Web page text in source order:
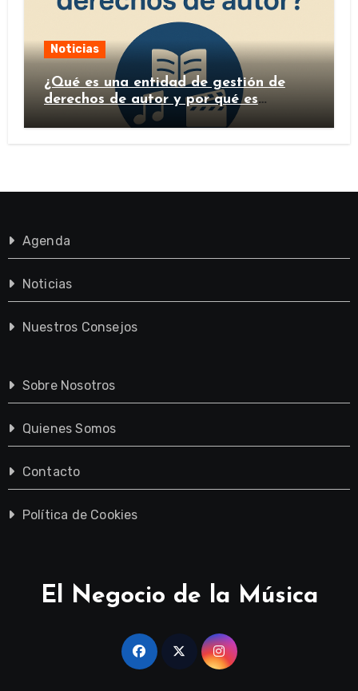
Noticias
¿Qué es una entidad de gestión de
derechos de autor y por qué es
importante?
Agenda
Noticias
Nuestros Consejos
Sobre Nosotros
Quienes Somos
Contacto
Política de Cookies
El Negocio de la Música